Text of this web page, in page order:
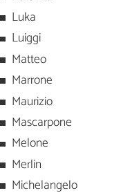
Luka
Luiggi
Matteo
Marrone
Maurizio
Mascarpone
Melone
Merlin
Michelangelo